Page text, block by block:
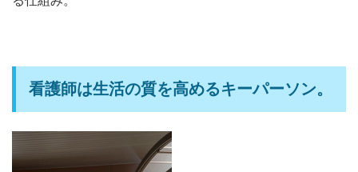
看護師は生活の質を高めるキーパーソン。